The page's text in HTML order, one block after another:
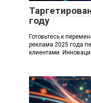
году
Готовьтесь к
реклама 2025 года
клиентами.